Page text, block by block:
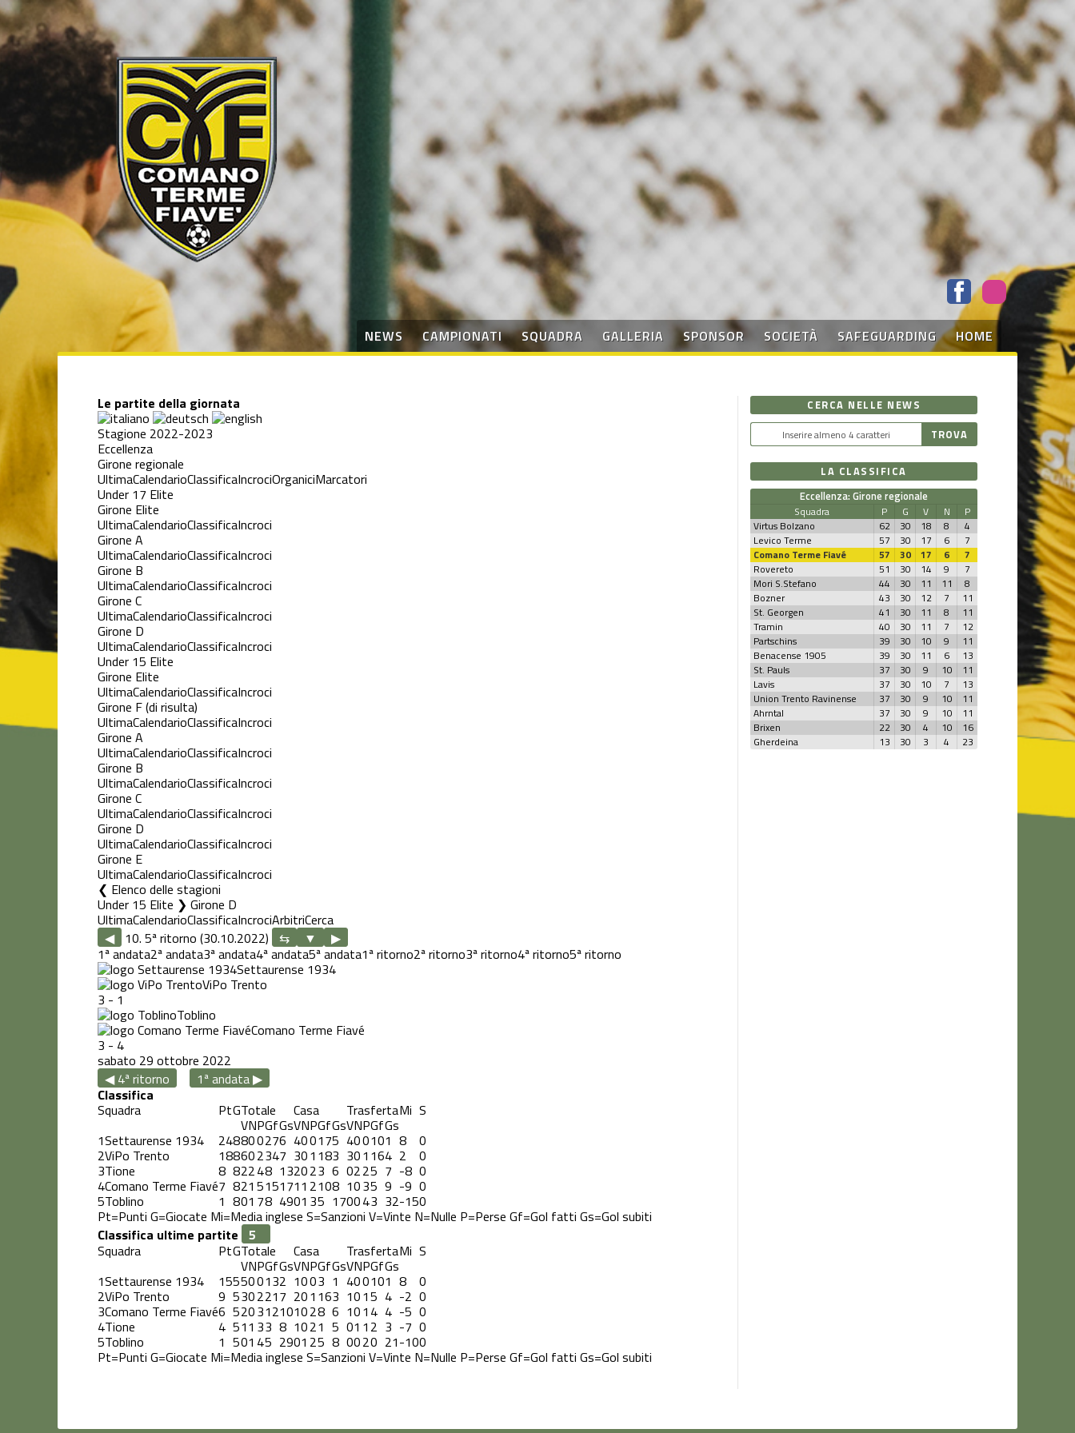
NEWS CAMPIONATI SQUADRA GALLERIA SPONSOR SOCIETÀ SAFEGUARDING HOME
Le partite della giornata
Stagione 2022-2023
Eccellenza
Girone regionale
UltimaCalendarioClassificaIncrociOrganiciMarcatori
Under 17 Elite
Girone Elite
UltimaCalendarioClassificaIncroci
Girone A
UltimaCalendarioClassificaIncroci
Girone B
UltimaCalendarioClassificaIncroci
Girone C
UltimaCalendarioClassificaIncroci
Girone D
UltimaCalendarioClassificaIncroci
Under 15 Elite
Girone Elite
UltimaCalendarioClassificaIncroci
Girone F (di risulta)
UltimaCalendarioClassificaIncroci
Girone A
UltimaCalendarioClassificaIncroci
Girone B
UltimaCalendarioClassificaIncroci
Girone C
UltimaCalendarioClassificaIncroci
Girone D
UltimaCalendarioClassificaIncroci
Girone E
UltimaCalendarioClassificaIncroci
Elenco delle stagioni
Under 15 Elite ❯ Girone D
UltimaCalendarioClassificaIncrociArbitriCerca
◀ 10. 5ª ritorno (30.10.2022)
▶
1ª andata2ª andata3ª andata4ª andata5ª andata1ª ritorno2ª ritorno3ª ritorno4ª ritorno5ª ritorno
Settaurense 1934
ViPo Trento
3 - 1
Toblino
Comano Terme Fiavé
3 - 4
sabato 29 ottobre 2022
◀ 4ª ritorno
1ª andata ▶
Classifica
Squadra PtGTotale Casa TrasfertaMi S
VNPGfGsVNPGfGsVNPGfGs
1Settaurense 1934 248800276 400175 400101 8 0
2ViPo Trento 188602347 301 183 301 164 2 0
3Tione 8 82248 132023 6 0225 7 -8 0
4Comano Terme Fiavé7 821 5151711 2108 1035 9 -9 0
5Toblino 1 801 78 4901 35 170043 32-150
Pt=Punti G=Giocate Mi=Media inglese S=Sanzioni V=Vinte N=Nulle P=Perse Gf=Gol fatti Gs=Gol subiti
Classifica ultime partite
Squadra
PtGTotale Casa TrasfertaMi S
VNPGfGsVNPGfGsVNPGfGs
1Settaurense 1934 155500132 1003 1 400101 8 0
2ViPo Trento 9 5302217 201 163 1015 4 -2 0
3Comano Terme Fiavé6 520312101028 6 101 4 4 -5 0
4Tione 4 511 33 8 1021 5 01 1 2 3 -7 0
5Toblino 1 501 45 2901 25 8 0020 21-100
Pt=Punti G=Giocate Mi=Media inglese S=Sanzioni V=Vinte N=Nulle P=Perse Gf=Gol fatti Gs=Gol subiti
CERCA NELLE NEWS
LA CLASSIFICA
Eccellenza: Girone regionale
Squadra P G V N
P
Virtus Bolzano
62 30 18 8
4
Levico Terme
57 30 17 6
7
Comano Terme Fiavé
57 30 17 6
7
Rovereto
51 30 14 9
7
Mori S.Stefano
44 30 11 11
8
Bozner
43 30 12 7
11
St. Georgen
41 30 11 8
11
Tramin
40 30 11 7
12
Partschins
39 30 10 9
11
Benacense 1905
39 30 11 6
13
St. Pauls
37 30 9 10
11
Lavis
37 30 10 7
13
Union Trento Ravinense
37 30 9 10
11
Ahrntal
37 30 9 10
11
Brixen
22 30 4 10
16
Gherdeina
13 30 3 4 23